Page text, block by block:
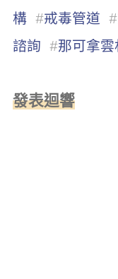
構 #戒毒管道 #
諮詢 #那可拿
發表迴響